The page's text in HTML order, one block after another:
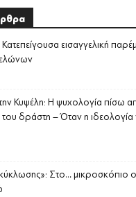
εισαγγελική
Κυψέλη: Η ψυχολογία πίσω
δράστη – Όταν η ιδεολογία
Στο… μικροσκόπιο